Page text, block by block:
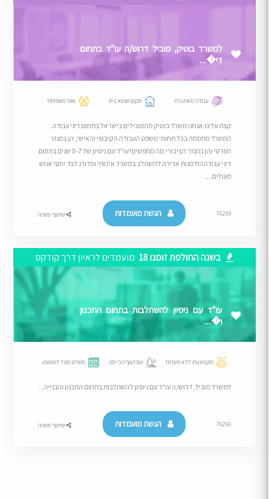
למשרד בוטיק, מוביל דרוש/ה עו"ד בתחום
די�...
עבודה מאתגרת מקום שהוא בית אופי משפחתי
קצת עלינו:אנחנו משרד בוטיק מהמובילים בישראל בתחום דיני עבודה.
המשרד מתמחה בכל תחומי משפט העבודה הקיבוצי והאישי, הן במגזר
הפרטי והן במגזר הציבורי.מה מחפשים?עו"ד עם ניסיון של 0-7 שנים בתחום
דיני עבודההזדמנות אדירה להשתלב במשרד איכותי ומדורג לצד יחסי אנוש
מעולים....
76258 הגשת מועמדות שיתוף משרה
בשנה החולפת זומנו 18 מועמדים לראיון דרך קודקס
עו"ד עם ניסיון להשתלבות בתחום התכנון
ו�...
מקצוענות ללא פשרות עם הנוף הכי יפה משלם מעל לממוצע
למשרד מוביל, דרוש/ה עו"ד עם ניסיון להשתלבות בתחום התכנון והבנייה...
76256 הגשת מועמדות שיתוף משרה